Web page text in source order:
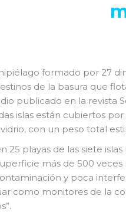
formado por 27
de la basura que
publicado en la revista
islas están cubiertos
con un peso total
25 playas de las siete
más de 500
y poca
como monitores de la